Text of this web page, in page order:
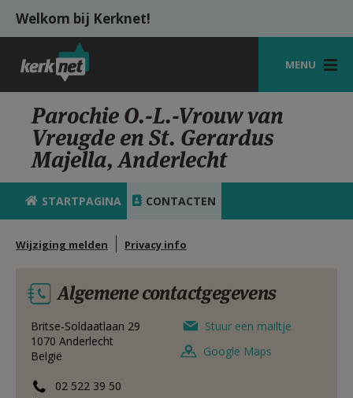
Overslaan en naar de inhoud gaan
Welkom bij Kerknet!
MENU
STARTPAGINA
KERK
VIERINGEN
SHOP
ZOEKEN
MIJN PAROCHIE
AANMELDEN OF REGISTREREN
Parochie O.-L.-Vrouw van
Vreugde en St. Gerardus
Majella, Anderlecht
STARTPAGINA CONTACTEN
Wijziging melden Privacy info
Algemene contactgegevens
Britse-Soldaatlaan 29
1070 Anderlecht
België
02 522 39 50
Stuur een mailtje
Google Maps